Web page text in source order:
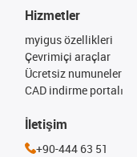
Hizmetler
myigus özellikleri
Çevrimiçi araçlar
Ücretsiz numuneler
CAD indirme portalı
İletişim
+90-444 63 51